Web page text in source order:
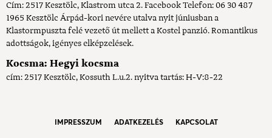
Cím: 2517 Kesztölc, Klastrom utca 2. Facebook Telefon: 06 30 487
1965 Kesztölc Árpád-kori nevére utalva nyit júniusban a
Klastormpuszta felé vezető út mellett a Kostel panzió. Romantikus
adottságok, igényes elképzelések.
Kocsma: Hegyi kocsma
cím: 2517 Kesztölc, Kossuth L.u.2. nyitva tartás: H-V:8-22
IMPRESSZUM ADATKEZELÉS KAPCSOLAT